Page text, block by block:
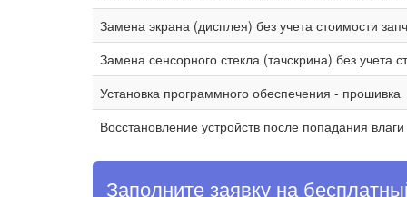
Замена экрана (дисплея) без учета стоимости
Замена сенсорного стекла (тачскрина) без учета
Установка программного обеспечения - прошивка
Восстановление устройств после попадания влаги
Заполните заявку на